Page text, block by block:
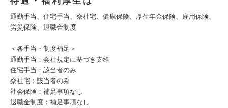
通勤手当、住宅手当、寮社宅、健康保険、厚生年金保険、雇用保険、
労災保険、退職金制度
＜各手当・制度補足＞
通勤手当：会社規定に基づき支給
住宅手当：該当者のみ
寮社宅：該当者のみ
社会保険：補足事項なし
退職金制度：補足事項なし